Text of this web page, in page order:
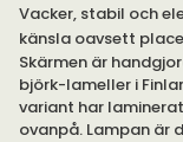
Vacker, stabil och
känsla oavsett
Skärmen är
björk-lameller i
variant har
ovanpå. Lampan är